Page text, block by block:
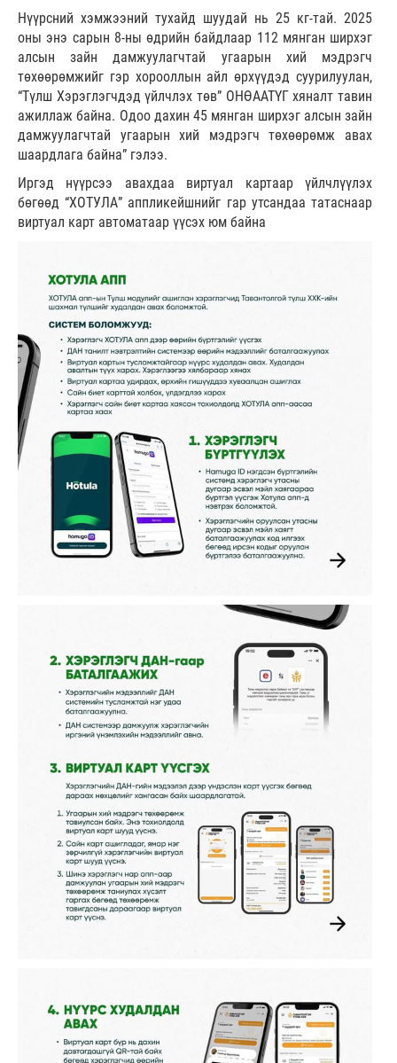
Нүүрсний хэмжээний тухайд шуудай нь 25 кг-тай. 2025
оны энэ сарын 8-ны өдрийн байдлаар 112 мянган ширхэг
алсын зайн дамжуулагчтай угаарын хий мэдрэгч
төхөөрөмжийг гэр хорооллын айл өрхүүдэд суурилуулан,
“Түлш Хэрэглэгчдэд үйлчлэх төв” ОНӨААТҮГ хяналт тавин
ажиллаж байна. Одоо дахин 45 мянган ширхэг алсын зайн
дамжуулагчтай угаарын хий мэдрэгч төхөөрөмж авах
шаардлага байна” гэлээ.
Иргэд нүүрсээ авахдаа виртуал картаар үйлчлүүлэх
бөгөөд “ХОТУЛА” аппликейшнийг гар утсандаа татаснаар
виртуал карт автоматаар үүсэх юм байна